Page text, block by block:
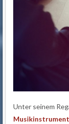
Unter seinem